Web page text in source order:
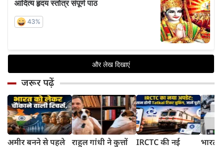
जरूर पढ़ें
अमीर बनने से पहले
राहुल गांधी ने कुत्तों
IRCTC की नई
भारत